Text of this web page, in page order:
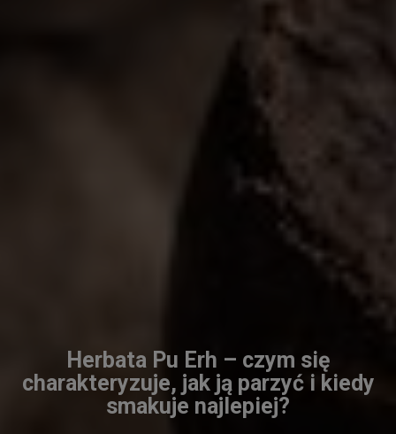
Herbata Pu Erh – czym się
charakteryzuje, jak ją parzyć i kiedy
smakuje najlepiej?